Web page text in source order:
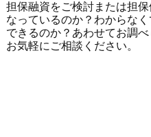
担保融資をご検討または担
なっているのか？わからな
できるのか？あわせてお調べ
お気軽にご相談ください。